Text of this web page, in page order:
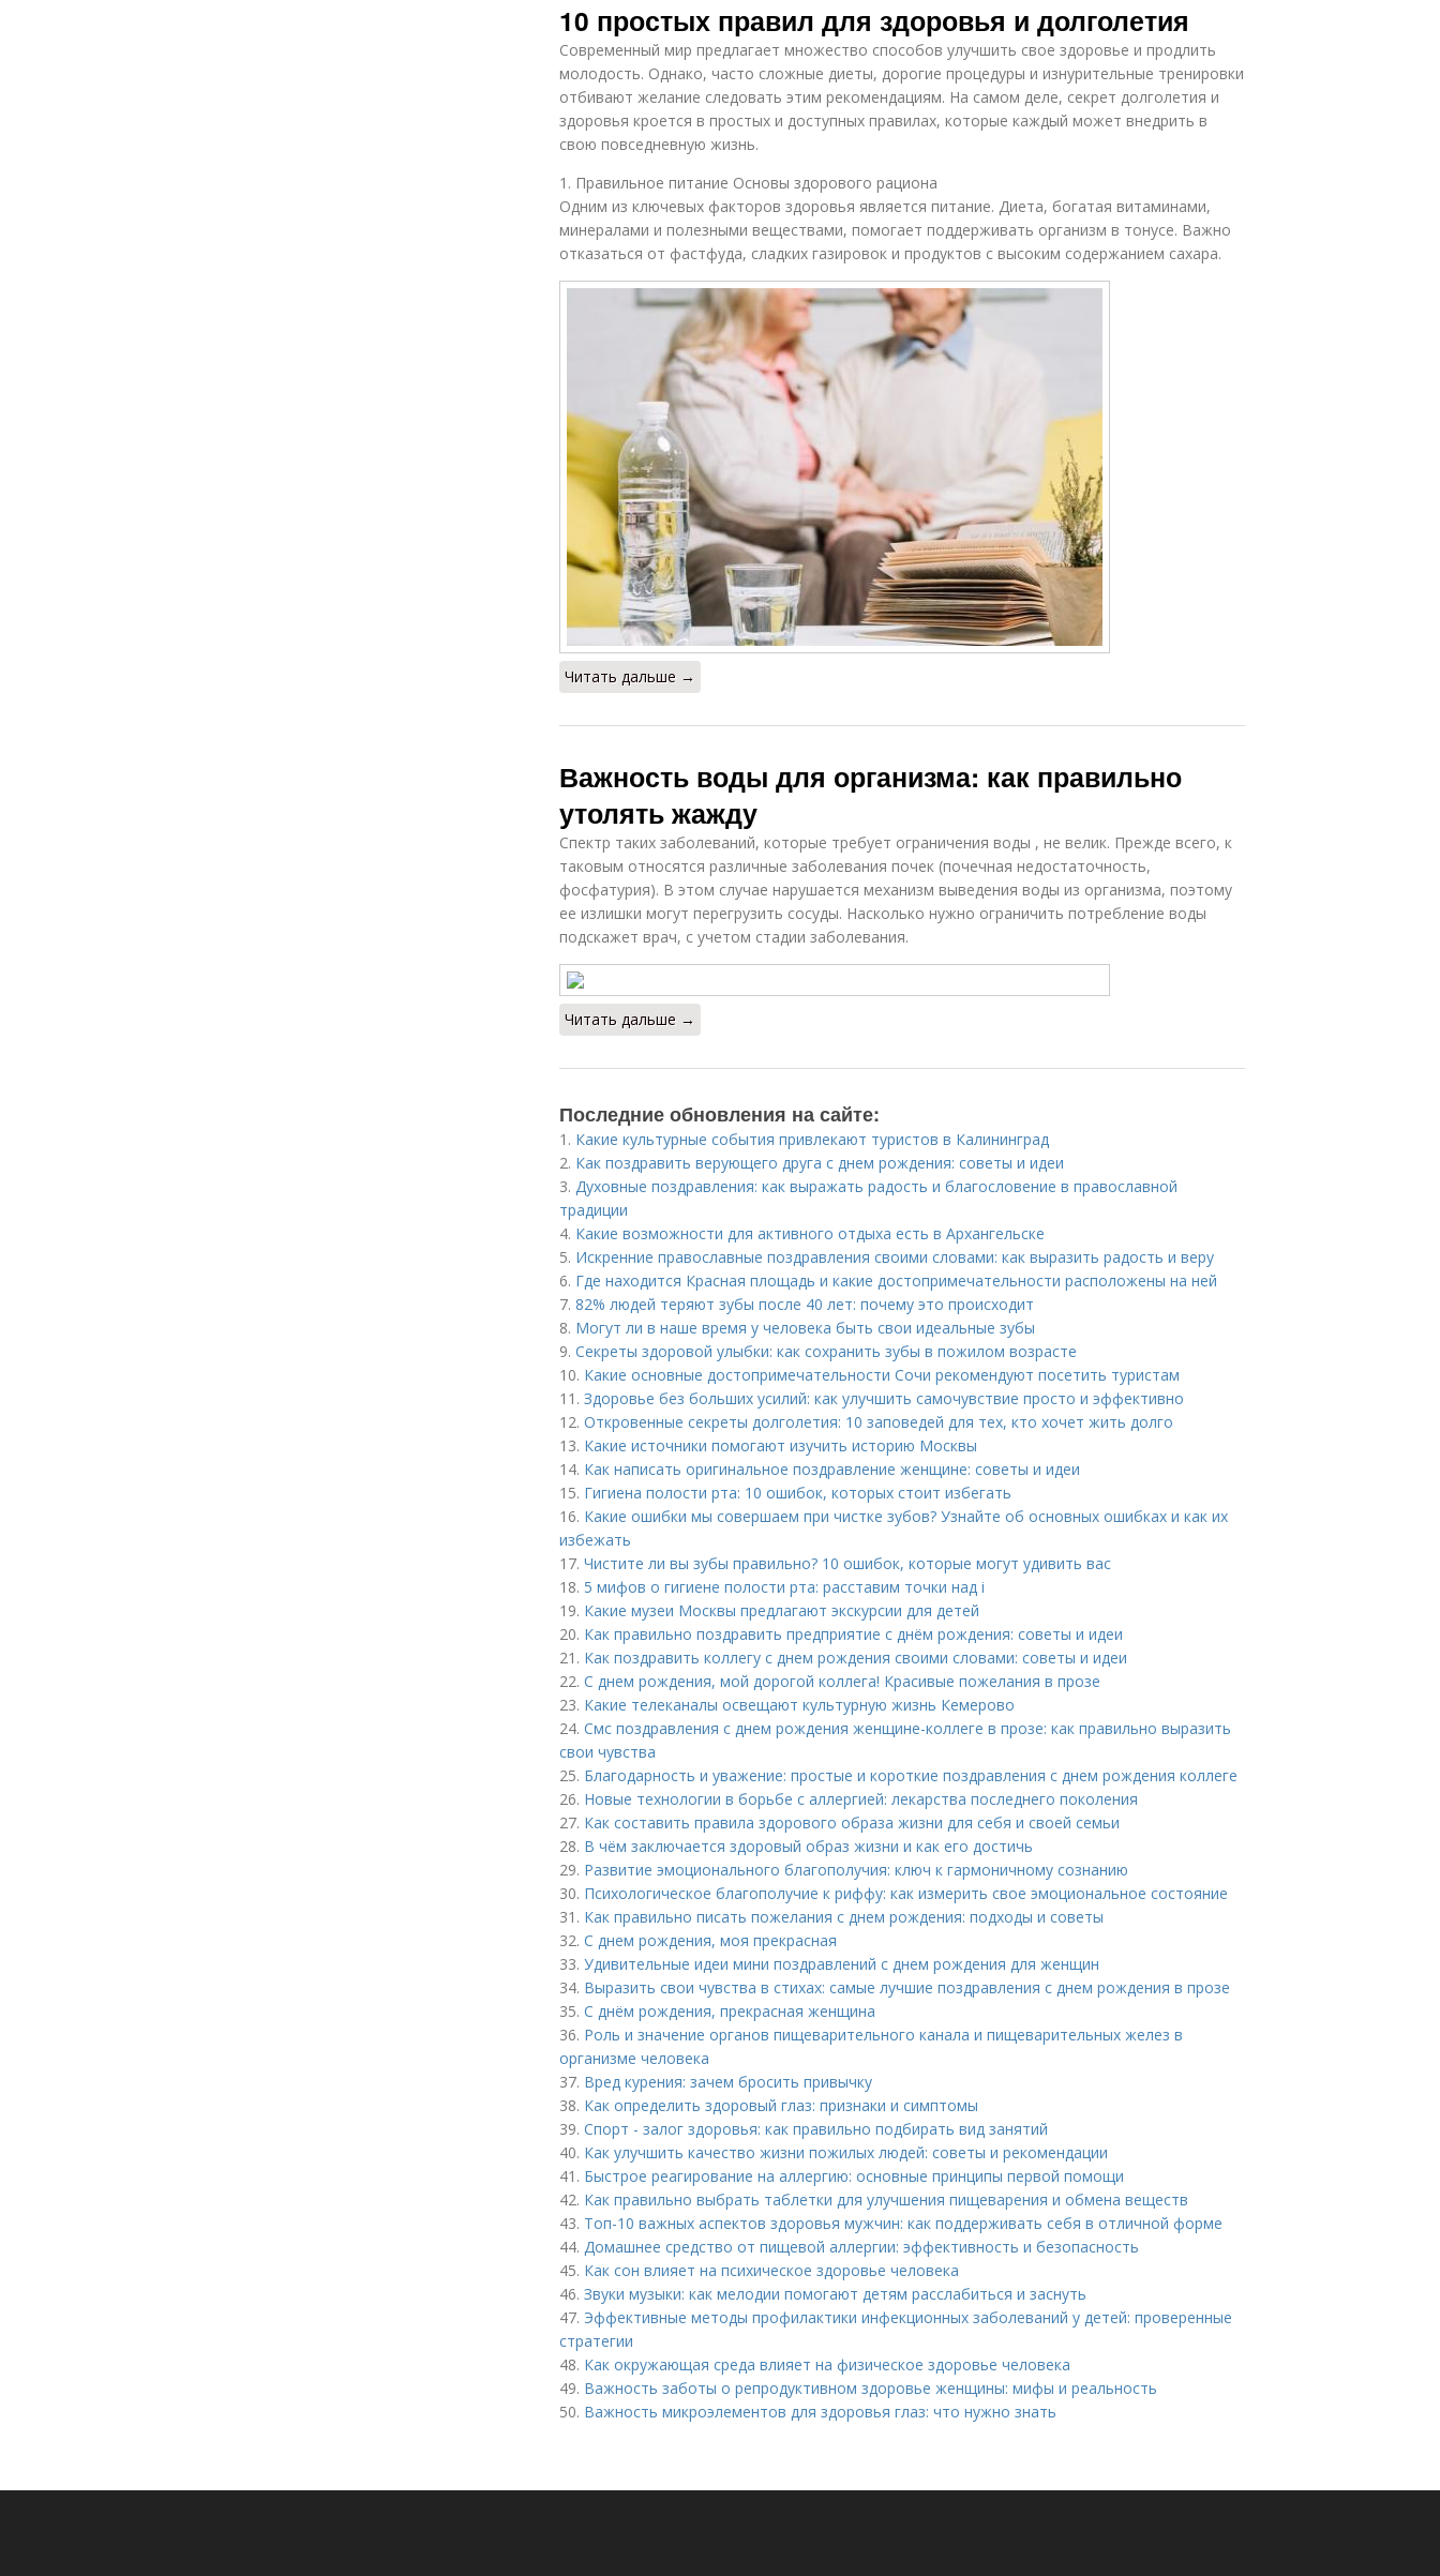
10 простых правил для здоровья и долголетия
Современный мир предлагает множество способов улучшить свое здоровье и продлить
молодость. Однако, часто сложные диеты, дорогие процедуры и изнурительные тренировки
отбивают желание следовать этим рекомендациям. На самом деле, секрет долголетия и
здоровья кроется в простых и доступных правилах, которые каждый может внедрить в
свою повседневную жизнь.
1. Правильное питание Основы здорового рациона
Одним из ключевых факторов здоровья является питание. Диета, богатая витаминами,
минералами и полезными веществами, помогает поддерживать организм в тонусе. Важно
отказаться от фастфуда, сладких газировок и продуктов с высоким содержанием сахара.
Читать дальше →
Важность воды для организма: как правильно
утолять жажду
Спектр таких заболеваний, которые требует ограничения воды , не велик. Прежде всего, к
таковым относятся различные заболевания почек (почечная недостаточность,
фосфатурия). В этом случае нарушается механизм выведения воды из организма, поэтому
ее излишки могут перегрузить сосуды. Насколько нужно ограничить потребление воды
подскажет врач, с учетом стадии заболевания.
Читать дальше →
Последние обновления на сайте:
1. Какие культурные события привлекают туристов в Калининград
2. Как поздравить верующего друга с днем рождения: советы и идеи
3. Духовные поздравления: как выражать радость и благословение в православной
традиции
4. Какие возможности для активного отдыха есть в Архангельске
5. Искренние православные поздравления своими словами: как выразить радость и веру
6. Где находится Красная площадь и какие достопримечательности расположены на ней
7. 82% людей теряют зубы после 40 лет: почему это происходит
8. Могут ли в наше время у человека быть свои идеальные зубы
9. Секреты здоровой улыбки: как сохранить зубы в пожилом возрасте
10. Какие основные достопримечательности Сочи рекомендуют посетить туристам
11. Здоровье без больших усилий: как улучшить самочувствие просто и эффективно
12. Откровенные секреты долголетия: 10 заповедей для тех, кто хочет жить долго
13. Какие источники помогают изучить историю Москвы
14. Как написать оригинальное поздравление женщине: советы и идеи
15. Гигиена полости рта: 10 ошибок, которых стоит избегать
16. Какие ошибки мы совершаем при чистке зубов? Узнайте об основных ошибках и как их
избежать
17. Чистите ли вы зубы правильно? 10 ошибок, которые могут удивить вас
18. 5 мифов о гигиене полости рта: расставим точки над i
19. Какие музеи Москвы предлагают экскурсии для детей
20. Как правильно поздравить предприятие с днём рождения: советы и идеи
21. Как поздравить коллегу с днем рождения своими словами: советы и идеи
22. С днем рождения, мой дорогой коллега! Красивые пожелания в прозе
23. Какие телеканалы освещают культурную жизнь Кемерово
24. Смс поздравления с днем рождения женщине-коллеге в прозе: как правильно выразить
свои чувства
25. Благодарность и уважение: простые и короткие поздравления с днем рождения коллеге
26. Новые технологии в борьбе с аллергией: лекарства последнего поколения
27. Как составить правила здорового образа жизни для себя и своей семьи
28. В чём заключается здоровый образ жизни и как его достичь
29. Развитие эмоционального благополучия: ключ к гармоничному сознанию
30. Психологическое благополучие к риффу: как измерить свое эмоциональное состояние
31. Как правильно писать пожелания с днем рождения: подходы и советы
32. С днем рождения, моя прекрасная
33. Удивительные идеи мини поздравлений с днем рождения для женщин
34. Выразить свои чувства в стихах: самые лучшие поздравления с днем рождения в прозе
35. С днём рождения, прекрасная женщина
36. Роль и значение органов пищеварительного канала и пищеварительных желез в
организме человека
37. Вред курения: зачем бросить привычку
38. Как определить здоровый глаз: признаки и симптомы
39. Спорт - залог здоровья: как правильно подбирать вид занятий
40. Как улучшить качество жизни пожилых людей: советы и рекомендации
41. Быстрое реагирование на аллергию: основные принципы первой помощи
42. Как правильно выбрать таблетки для улучшения пищеварения и обмена веществ
43. Топ-10 важных аспектов здоровья мужчин: как поддерживать себя в отличной форме
44. Домашнее средство от пищевой аллергии: эффективность и безопасность
45. Как сон влияет на психическое здоровье человека
46. Звуки музыки: как мелодии помогают детям расслабиться и заснуть
47. Эффективные методы профилактики инфекционных заболеваний у детей: проверенные
стратегии
48. Как окружающая среда влияет на физическое здоровье человека
49. Важность заботы о репродуктивном здоровье женщины: мифы и реальность
50. Важность микроэлементов для здоровья глаз: что нужно знать